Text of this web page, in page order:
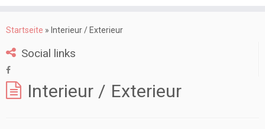
Startseite » Interieur / Exterieur
Social links
Interieur / Exterieur